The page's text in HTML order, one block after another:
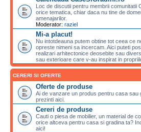
Loc de discutii pentru membrii comunitatii
orice tematica, chiar daca nu tine de
amenajarilor.
Moderator: raziel
Mi-a placut!
Nu intotdeauna putem obtine tot ceea ce
opreste nimeni sa incercam. Aici puteti
realizari arhitectonice deosebite sau
sau exterioare care v-au inspirat in
CERERI SI OFERTE
Oferte de produse
Ai de vanzare un produs pentru casa sau
prezinti aici.
Cereri de produse
Cauti o piesa de mobilier, un material de
orice altceva pentru casa si gradina ta?
aici!